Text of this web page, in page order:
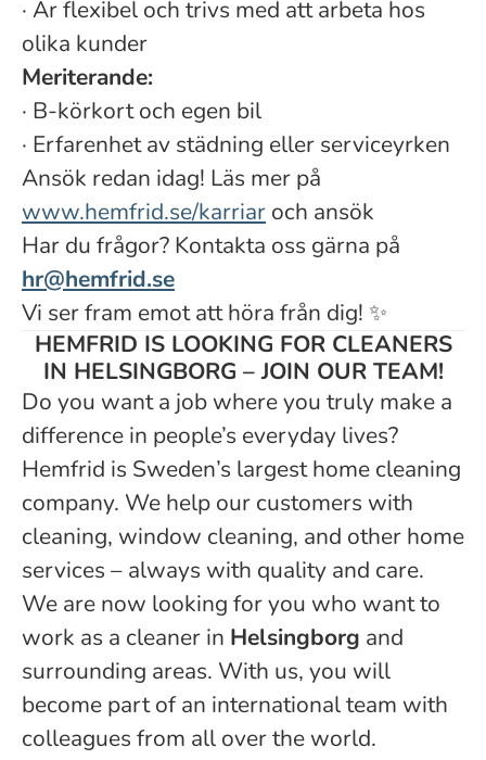
· Är flexibel och trivs med att arbeta hos
olika kunder
Meriterande:
· B-körkort och egen bil
· Erfarenhet av städning eller serviceyrken
Ansök redan idag! Läs mer på
www.hemfrid.se/karriar och ansök
Har du frågor? Kontakta oss gärna på
hr@hemfrid.se
Vi ser fram emot att höra från dig! ✨
HEMFRID IS LOOKING FOR CLEANERS
IN HELSINGBORG – JOIN OUR TEAM!
Do you want a job where you truly make a
difference in people’s everyday lives?
Hemfrid is Sweden’s largest home cleaning
company. We help our customers with
cleaning, window cleaning, and other home
services – always with quality and care.
We are now looking for you who want to
work as a cleaner in Helsingborg and
surrounding areas. With us, you will
become part of an international team with
colleagues from all over the world.